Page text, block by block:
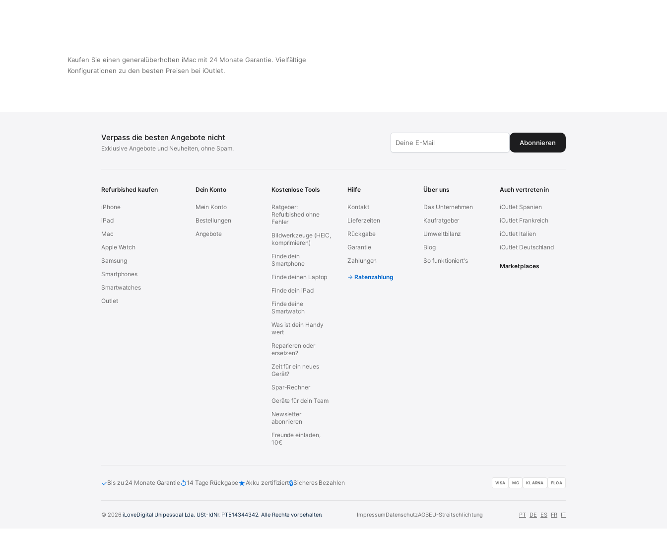
Kaufen Sie einen generalüberholten iMac mit 24 Monate Garantie. Vielfältige
Konfigurationen zu den besten Preisen bei iOutlet.
Verpass die besten Angebote nicht
Exklusive Angebote und Neuheiten, ohne Spam.
Abonnieren
Refurbished kaufen
iPhone
iPad
Mac
Apple Watch
Samsung
Smartphones
Smartwatches
Outlet
Dein Konto
Mein Konto
Bestellungen
Angebote
Kostenlose Tools
Ratgeber:
Refurbished ohne
Fehler
Bildwerkzeuge (HEIC,
komprimieren)
Finde dein
Smartphone
Finde deinen Laptop
Finde dein iPad
Finde deine
Smartwatch
Was ist dein Handy
wert
Reparieren oder
ersetzen?
Zeit für ein neues
Gerät?
Spar-Rechner
Geräte für dein Team
Newsletter
abonnieren
Freunde einladen,
10€
Hilfe
Kontakt
Lieferzeiten
Rückgabe
Garantie
Zahlungen
Ratenzahlung
Über uns
Das Unternehmen
Kaufratgeber
Umweltbilanz
Blog
So funktioniert's
Auch vertreten in
iOutlet Spanien
iOutlet Frankreich
iOutlet Italien
iOutlet Deutschland
Marketplaces
✓Bis zu 24 Monate Garantie↺14 Tage Rückgabe★Akku zertifiziert🔒Sicheres Bezahlen VISA MC KLARNA FLOA
© 2026iLoveDigital Unipessoal Lda. USt-IdNr. PT514344342. Alle Rechte vorbehalten. ImpressumDatenschutzAGBEU-Streitschlichtung PT DE ES FR IT